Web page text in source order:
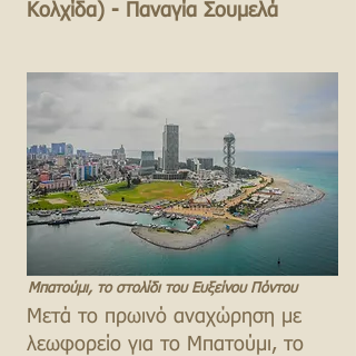
Μπατούμι, το στολίδι του Ευξείνου Πόντου
Κολχίδα) - Παναγία Σουμελά
Μετά το πρωινό αναχώρηση με
λεωφορείο για το Μπατούμι, το